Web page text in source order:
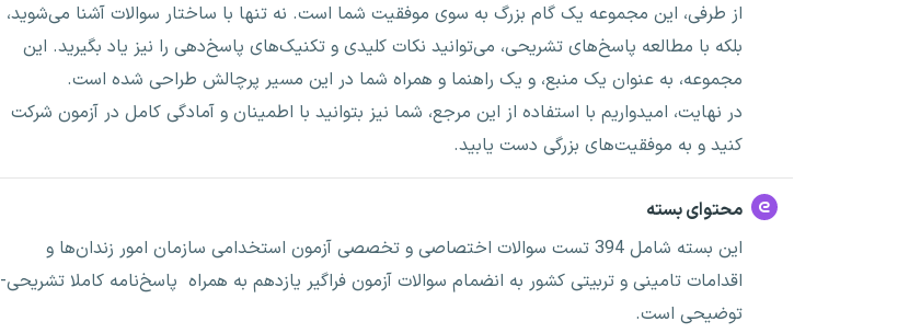
از طرفی، این مجموعه یک گام بزرگ به سوی موفقیت شما است. نه تنها با ساختار سوالات آشنا می‌شوید،
بلکه با مطالعه پاسخ‌های تشریحی، می‌توانید نکات کلیدی و تکنیک‌های پاسخ‌دهی را نیز یاد بگیرید. این
مجموعه، به عنوان یک منبع، و یک راهنما و همراه شما در این مسیر پرچالش طراحی شده است.
در نهایت، امیدواریم با استفاده از این مرجع، شما نیز بتوانید با اطمینان و آمادگی کامل در آزمون شرکت
کنید و به موفقیت‌های بزرگی دست یابید.
محتوای بسته
این بسته شامل 394 تست سوالات اختصاصی و تخصصی آزمون استخدامی سازمان امور زندان‌ها و
اقدامات تامینی و تربیتی کشور به انضمام سوالات آزمون فراگیر یازدهم به همراه پاسخ‌نامه کاملا تشریحی-
توضیحی است.